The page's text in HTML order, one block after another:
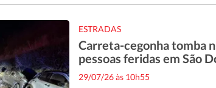
ESTRADAS
Carreta-cegonha tomba
pessoas feridas em São
29/07/26 às 10h55